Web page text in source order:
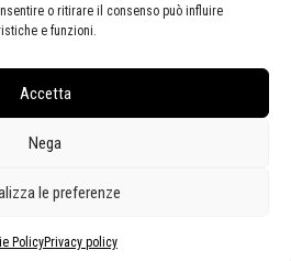
o ritirare il consenso può influire
e funzioni.
Accetta
Nega
le preferenze
PolicyPrivacy policy